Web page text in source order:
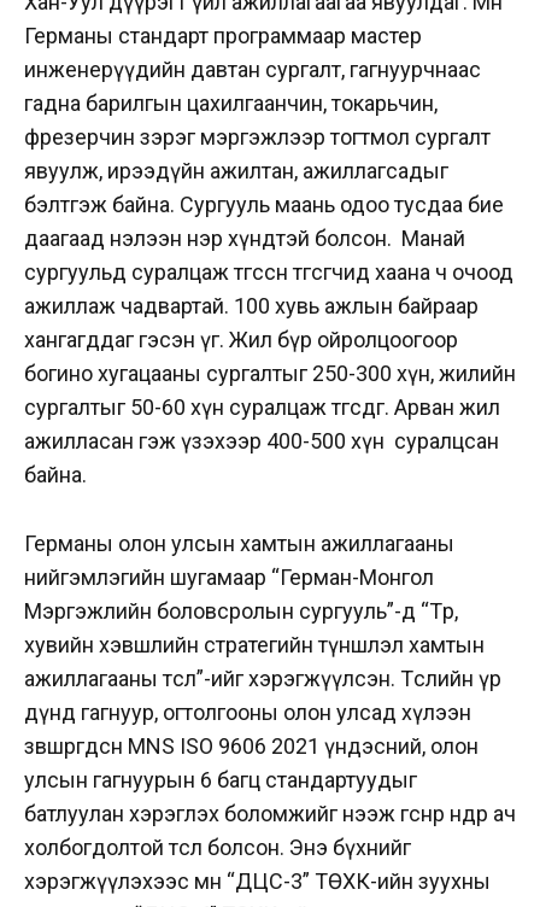
Германы стандарт программаар мастер
инженерүүдийн давтан сургалт, гагнуурчнаас
гадна барилгын цахилгаанчин, токарьчин,
фрезерчин зэрэг мэргэжлээр тогтмол сургалт
явуулж, ирээдүйн ажилтан, ажиллагсадыг
бэлтгэж байна. Сургууль маань одоо тусдаа бие
даагаад нэлээн нэр хүндтэй болсон. Манай
сургуульд суралцаж төгссөн төгсөгчид хаана ч очоод
ажиллаж чадвартай. 100 хувь ажлын байраар
хангагддаг гэсэн үг. Жил бүр ойролцоогоор
богино хугацааны сургалтыг 250-300 хүн, жилийн
сургалтыг 50-60 хүн суралцаж төгсдөг. Арван жил
ажилласан гэж үзэхээр 400-500 хүн суралцсан
байна.
Германы олон улсын хамтын ажиллагааны
нийгэмлэгийн шугамаар “Герман-Монгол
Мэргэжлийн боловсролын сургууль”-д “Төр,
хувийн хэвшлийн стратегийн түншлэл хамтын
ажиллагааны төсөл”-ийг хэрэгжүүлсэн. Төслийн үр
дүнд гагнуур, огтолгооны олон улсад хүлээн
зөвшөөрөгдсөн MNS ISO 9606 2021 үндэсний, олон
улсын гагнуурын 6 багц стандартуудыг
батлуулан хэрэглэх боломжийг нээж өгснөөрөө өндөр ач
холбогдолтой төсөл болсон. Энэ бүхнийг
хэрэгжүүлэхээс өмнө “ДЦС-3” ТӨХК-ийн зуухны